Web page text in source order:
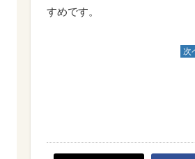
すめです。
次